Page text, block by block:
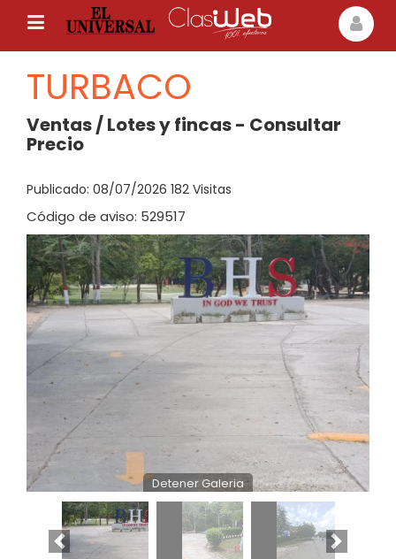
TURBACO
Ventas / Lotes y fincas - Consultar
Precio
Publicado: 08/07/2026 182 Visitas
Código de aviso: 529517
Detener Galeria